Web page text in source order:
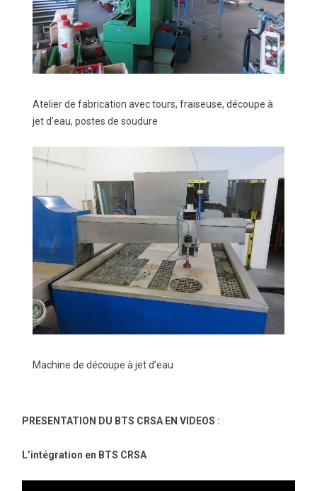
Atelier de fabrication avec tours, fraiseuse, découpe à
jet d’eau, postes de soudure
Machine de découpe à jet d’eau
PRESENTATION DU BTS CRSA EN VIDEOS :
L’intégration en BTS CRSA